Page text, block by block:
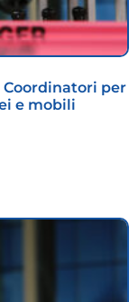
per
e mobili